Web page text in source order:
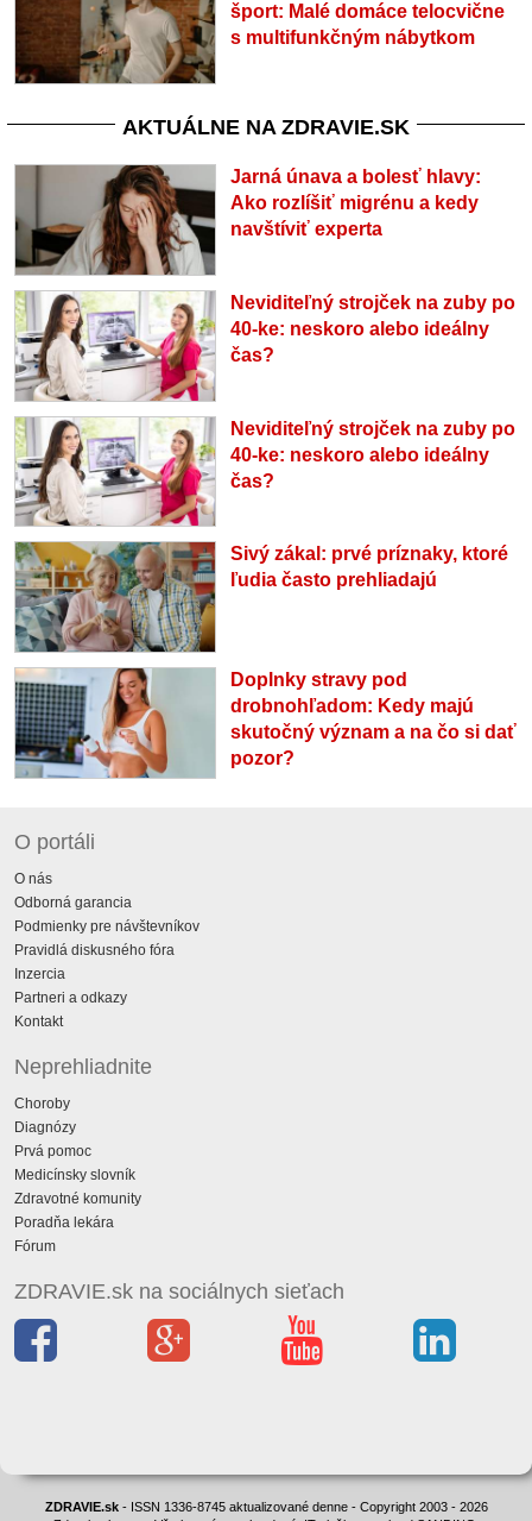
šport: Malé domáce telocvične
s multifunkčným nábytkom
AKTUÁLNE NA ZDRAVIE.SK
Jarná únava a bolesť hlavy:
Ako rozlíšiť migrénu a kedy
navštíviť experta
Neviditeľný strojček na zuby po
40-ke: neskoro alebo ideálny
čas?
Neviditeľný strojček na zuby po
40-ke: neskoro alebo ideálny
čas?
Sivý zákal: prvé príznaky, ktoré
ľudia často prehliadajú
Doplnky stravy pod
drobnohľadom: Kedy majú
skutočný význam a na čo si dať
pozor?
O portáli
O nás
Odborná garancia
Podmienky pre návštevníkov
Pravidlá diskusného fóra
Inzercia
Partneri a odkazy
Kontakt
Neprehliadnite
Choroby
Diagnózy
Prvá pomoc
Medicínsky slovník
Zdravotné komunity
Poradňa lekára
Fórum
ZDRAVIE.sk na sociálnych sieťach
ZDRAVIE.sk- ISSN 1336-8745 aktualizované denne - Copyright 2003 - 2026